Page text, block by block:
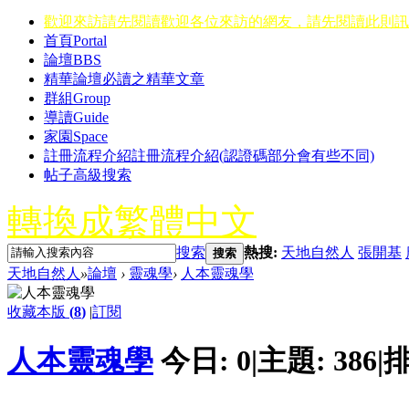
歡迎來訪請先閱讀歡迎各位來訪的網友，請先閱讀此則
首頁Portal
論壇BBS
精華論壇必讀之精華文章
群組Group
導讀Guide
家園 Space
註冊流程介紹註冊流程介紹(認證碼部分會有些不同)
帖子高級搜索
轉換成繁體中文
搜索 搜索 熱搜: 天地自然人 張開基
天地自然人 »論壇 › 靈魂學› 人本靈魂學
收藏本版 (8) |訂閱
人本靈魂學 今日: 0|主題: 386|